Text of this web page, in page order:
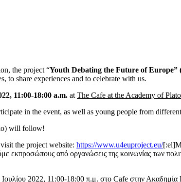
the project “Youth Debating the Future of Europe”
to share experiences and to celebrate with us.
11:00-18:00 a.m. at The Cafe at the Academy of Plato
in the event, as well as young people from
will follow!
the project website: https://www.u4euproject.eu/
εκπροσώπους από οργανώσεις της κοινωνίας των
2022, 11:00-18:00 π.μ. στο Cafe στην